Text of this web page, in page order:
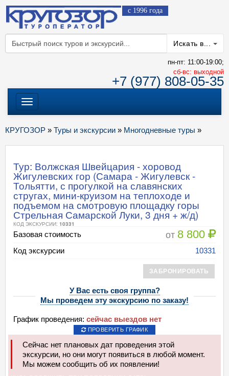
с 1996 года
Искать в...
пн-пт: 11:00-19:00;
cб-вс: выходной
+7 (977) 808-05-35
Меню
КРУГОЗОР » Туры и экскурсии » Многодневные туры »
Тур: Волжская Швейцария - хоровод
Жигулевских гор (Самара - Жигулевск -
Тольятти, с прогулкой на славянских
стругах, мини-круизом на теплоходе и
подъемом на смотровую площадку горы
Стрельная Самарской Луки, 3 дня + ж/д)
КОД ЭКСКУРСИИ: 10331
Базовая стоимость от 8 800
Код экскурсии 10331
ЗАБРОНИРОВАТЬ
У Вас есть своя группа?
Мы проведем эту экскурсию по заказу!
График проведения: сейчас выездов нет
ПРОВЕРИТЬ ГРАФИК
Сейчас нет плановых дат проведения этой
экскурсии, но они могут появиться в любой момент.
Мы можем сообщить об их появлении!